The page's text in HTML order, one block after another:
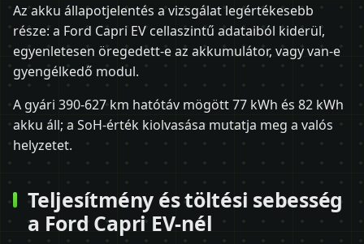
Az akku állapotjelentés a vizsgálat legértékesebb
része: a Ford Capri EV cellaszintű adataiból kiderül,
egyenletesen öregedett-e az akkumulátor, vagy van-e
gyengélkedő modul.
A gyári 390-627 km hatótáv mögött 77 kWh és 82 kWh
akku áll; a SoH-érték kiolvasása mutatja meg a valós
helyzetet.
Teljesítmény és töltési sebesség
a Ford Capri EV-nél